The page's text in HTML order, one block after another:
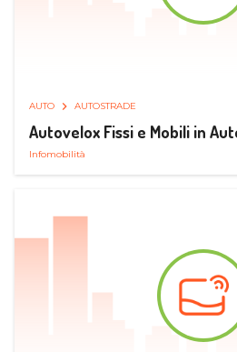
AUTO AUTOSTRADE
Autovelox Fissi e Mobili in
Infomobilità